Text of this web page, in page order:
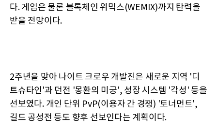
다. 게임은 물론 블록체인 위믹스(WEMIX)까지 탄력을
받을 전망이다.
2주년을 맞아 나이트 크로우 개발진은 새로운 지역 '디
트슈타인'과 던전 '몽환의 미궁', 성장 시스템 '각성' 등을
선보였다. 개인 단위 PvP(이용자 간 경쟁) '토너먼트',
길드 공성전 등도 향후 선보인다는 계획이다.